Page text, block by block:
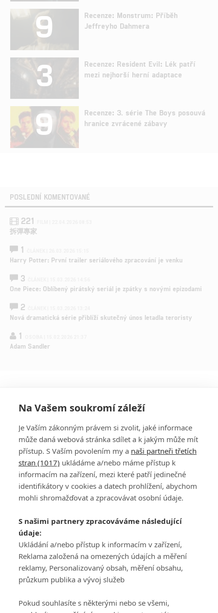
9
Recenze: Monstrum: Příběh
Jeffreyho Dahmera
3
Recenze: Resident Evil: Lék patří
mezi nejhorší herní adaptace
9
Recenze: 3. série The Boys posouvá
hranice zvrácené zábavy
POSLEDNÍ KOMENTOVANÉ
221
拆彈專家
1
Harry Potter: První trailer seriálového zpracování je venku
3
One Piece: Oblíbený pirátský seriál je zpátky s novými epizodami
2
Nová dramatická série přiblíží skutečný únos letadla teroristy
1
Adam Sandler
PŘIHLÁSIT
REGISTROVAT
DISKUZE
Šéfredaktorkou webu jePetr Slavík, e-mailserialy@fandimefilmu.cz
Máte-li zájem o inzerci na našem webu napište nám na e-mail
studio@koncal.com
Ochrana osobních údajů|Zásady používání cookies |Pravidla webu
Upravit nastavení soukromí
Na Vašem soukromí záleží
Je Vaším zákonným právem si zvolit, jaké informace
může daná webová stránka sdílet a k jakým může mít
přístup. S Vaším povolením my a naši partneři třetích
stran (1017) ukládáme a/nebo máme přístup k
informacím na zařízení, mezi které patří jedinečné
identifikátory v cookies a datech prohlížení, abychom
mohli shromažďovat a zpracovávat osobní údaje.
S našimi partnery zpracováváme následující
údaje:
Ukládání a/nebo přístup k informacím v zařízení,
Reklama založená na omezených údajích a měření
reklamy, Personalizovaný obsah, měření obsahu,
průzkum publika a vývoj služeb
Pokud souhlasíte s některými nebo se všemi,